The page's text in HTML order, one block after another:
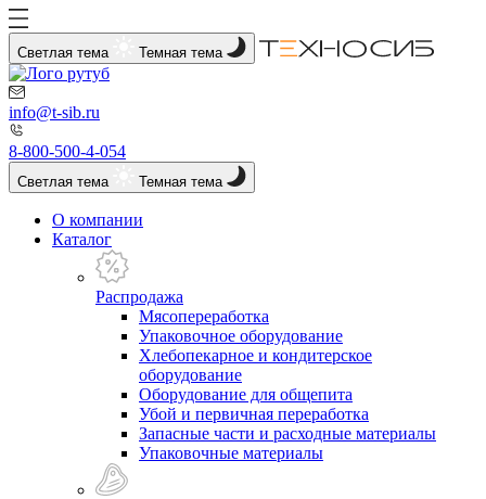
Светлая тема Темная тема
info@t-sib.ru
8-800-500-4-054
Светлая тема Темная тема
О компании
Каталог
Распродажа
Мясопереработка
Упаковочное оборудование
Хлебопекарное и кондитерское
оборудование
Оборудование для общепита
Убой и первичная переработка
Запасные части и расходные материалы
Упаковочные материалы